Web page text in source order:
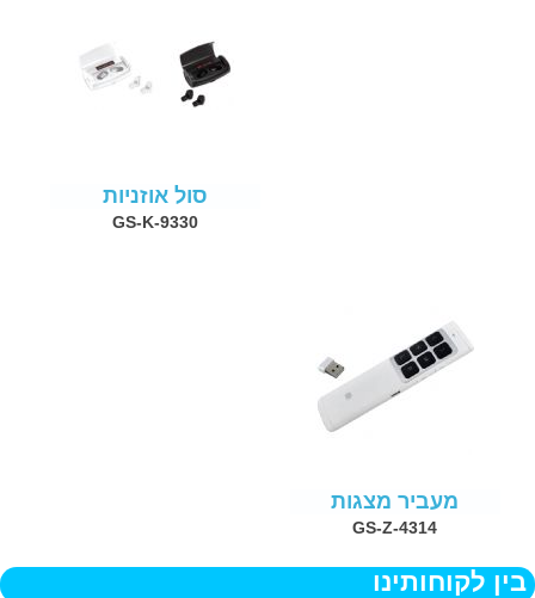
סול אוזניות
GS-K-9330
מעביר מצגות
GS-Z-4314
בין לקוחותינו